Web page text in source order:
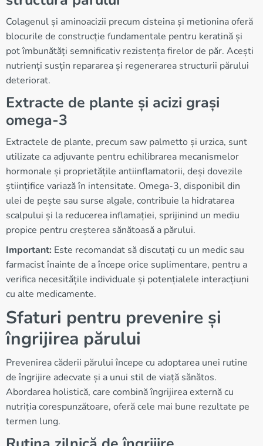
Colagenul și aminoacizii precum cisteina și metionina oferă
blocurile de construcție fundamentale pentru keratină și
pot îmbunătăți semnificativ rezistența firelor de păr. Acești
nutrienți susțin repararea și regenerarea structurii părului
deteriorat.
Extracte de plante și acizi grași
omega-3
Extractele de plante, precum saw palmetto și urzica, sunt
utilizate ca adjuvante pentru echilibrarea mecanismelor
hormonale și proprietățile antiinflamatorii, deși dovezile
științifice variază în intensitate. Omega-3, disponibil din
ulei de pește sau surse algale, contribuie la hidratarea
scalpului și la reducerea inflamației, sprijinind un mediu
propice pentru creșterea sănătoasă a părului.
Important: Este recomandat să discutați cu un medic sau
farmacist înainte de a începe orice suplimentare, pentru a
verifica necesitățile individuale și potențialele interacțiuni
cu alte medicamente.
Sfaturi pentru prevenire și
îngrijirea părului
Prevenirea căderii părului începe cu adoptarea unei rutine
de îngrijire adecvate și a unui stil de viață sănătos.
Abordarea holistică, care combină îngrijirea externă cu
nutriția corespunzătoare, oferă cele mai bune rezultate pe
termen lung.